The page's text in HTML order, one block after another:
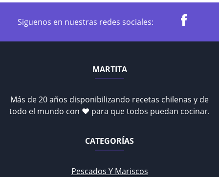
Siguenos en nuestras redes sociales:
MARTITA
Más de 20 años disponibilizando recetas chilenas y de
todo el mundo con ♥ para que todos puedan cocinar.
CATEGORÍAS
Pescados Y Mariscos